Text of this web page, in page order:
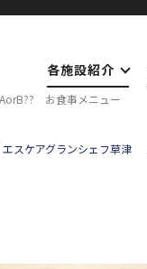
各施設紹介
AorB?? お食事メニュー
スケアグランシェフ草津